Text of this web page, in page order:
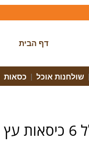
דף הבית
|שולחנות אוכל | כסאות
פינת אוכל LUX כולל 6 כיסאות עץ